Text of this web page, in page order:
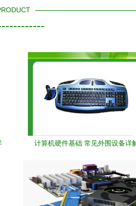
计算机硬件基础 常见外围设备详